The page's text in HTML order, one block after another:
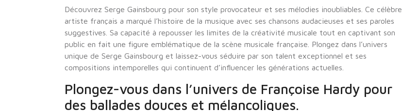
Découvrez Serge Gainsbourg pour son style provocateur et ses mélodies inoubliables. Ce célèbre
artiste français a marqué l’histoire de la musique avec ses chansons audacieuses et ses paroles
suggestives. Sa capacité à repousser les limites de la créativité musicale tout en captivant son
public en fait une figure emblématique de la scène musicale française. Plongez dans l’univers
unique de Serge Gainsbourg et laissez-vous séduire par son talent exceptionnel et ses
compositions intemporelles qui continuent d’influencer les générations actuelles.
Plongez-vous dans l’univers de Françoise Hardy pour
des ballades douces et mélancoliques.